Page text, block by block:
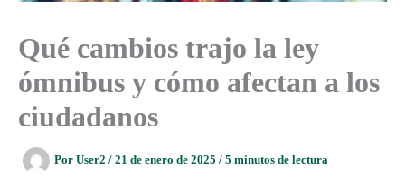
Qué cambios trajo la ley
ómnibus y cómo afectan a los
ciudadanos
Por User2 / 21 de enero de 2025 / 5 minutos de lectura